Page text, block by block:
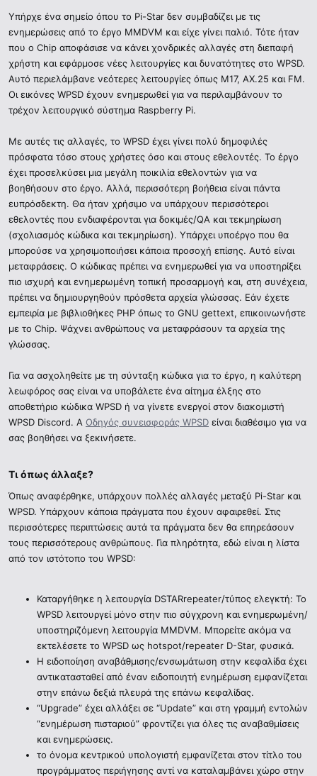
Υπήρχε ένα σημείο όπου το Pi-Star δεν συμβαδίζει με τις
ενημερώσεις από το έργο MMDVM και είχε γίνει παλιό. Τότε ήταν
που ο Chip αποφάσισε να κάνει χονδρικές αλλαγές στη διεπαφή
χρήστη και εφάρμοσε νέες λειτουργίες και δυνατότητες στο WPSD.
Αυτό περιελάμβανε νεότερες λειτουργίες όπως M17, AX.25 και FM.
Οι εικόνες WPSD έχουν ενημερωθεί για να περιλαμβάνουν το
τρέχον λειτουργικό σύστημα Raspberry Pi.
Με αυτές τις αλλαγές, το WPSD έχει γίνει πολύ δημοφιλές
πρόσφατα τόσο στους χρήστες όσο και στους εθελοντές. Το έργο
έχει προσελκύσει μια μεγάλη ποικιλία εθελοντών για να
βοηθήσουν στο έργο. Αλλά, περισσότερη βοήθεια είναι πάντα
ευπρόσδεκτη. Θα ήταν χρήσιμο να υπάρχουν περισσότεροι
εθελοντές που ενδιαφέρονται για δοκιμές/QA και τεκμηρίωση
(σχολιασμός κώδικα και τεκμηρίωση). Υπάρχει υποέργο που θα
μπορούσε να χρησιμοποιήσει κάποια προσοχή επίσης. Αυτό είναι
μεταφράσεις. Ο κώδικας πρέπει να ενημερωθεί για να υποστηρίξει
πιο ισχυρή και ενημερωμένη τοπική προσαρμογή και, στη συνέχεια,
πρέπει να δημιουργηθούν πρόσθετα αρχεία γλώσσας. Εάν έχετε
εμπειρία με βιβλιοθήκες PHP όπως το GNU gettext, επικοινωνήστε
με το Chip. Ψάχνει ανθρώπους να μεταφράσουν τα αρχεία της
γλώσσας.
Για να ασχοληθείτε με τη σύνταξη κώδικα για το έργο, η καλύτερη
λεωφόρος σας είναι να υποβάλετε ένα αίτημα έλξης στο
αποθετήριο κώδικα WPSD ή να γίνετε ενεργοί στον διακομιστή
WPSD Discord. Α Οδηγός συνεισφοράς WPSD είναι διαθέσιμο για να
σας βοηθήσει να ξεκινήσετε.
Τι όπως άλλαξε?​
Όπως αναφέρθηκε, υπάρχουν πολλές αλλαγές μεταξύ Pi-Star και
WPSD. Υπάρχουν κάποια πράγματα που έχουν αφαιρεθεί. Στις
περισσότερες περιπτώσεις αυτά τα πράγματα δεν θα επηρεάσουν
τους περισσότερους ανθρώπους. Για πληρότητα, εδώ είναι η λίστα
από τον ιστότοπο του WPSD:
Καταργήθηκε η λειτουργία DSTARrepeater/τύπος ελεγκτή: Το
WPSD λειτουργεί μόνο στην πιο σύγχρονη και ενημερωμένη/
υποστηριζόμενη λειτουργία MMDVM. Μπορείτε ακόμα να
εκτελέσετε το WPSD ως hotspot/repeater D-Star, φυσικά.
Η ειδοποίηση αναβάθμισης/ενσωμάτωση στην κεφαλίδα έχει
αντικατασταθεί από έναν ειδοποιητή ενημέρωση εμφανίζεται
στην επάνω δεξιά πλευρά της επάνω κεφαλίδας.
“Upgrade” έχει αλλάξει σε “Update” και στη γραμμή εντολών
“ενημέρωση πισταριού” φροντίζει για όλες τις αναβαθμίσεις
και ενημερώσεις.
το όνομα κεντρικού υπολογιστή εμφανίζεται στον τίτλο του
προγράμματος περιήγησης αντί να καταλαμβάνει χώρο στην